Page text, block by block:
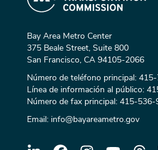
Bay Area Metro Center
375 Beale Street, Suite 800
San Francisco, CA 94105-2066
Número de teléfono principal:
Línea de información al público:
Número de fax principal: 415-536-
Email: info@bayareametro.gov